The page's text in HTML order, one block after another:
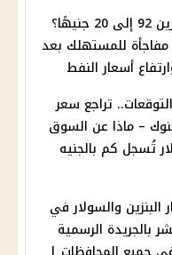
هل سيرتفع سعر بنزين 92 إلى 20 جنيهًا؟
للمستهلك بعد
أسعار النفط
تراجع سعر
– ماذا عن السوق
| 300 دولار تُسجل كم بالجنيه
البنزين والسولار في
بالجريدة الرسمية